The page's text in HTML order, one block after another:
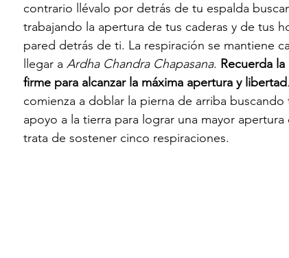
contrario llévalo por detrás de tu espalda
trabajando la apertura de tus caderas y de tus
pared detrás de ti. La respiración se mantiene
llegar a Ardha Chandra Chapasana. Recuerda
firme para alcanzar la máxima apertura y libertad
comienza a doblar la pierna de arriba
apoyo a la tierra para lograr una mayor
trata de sostener cinco respiraciones.